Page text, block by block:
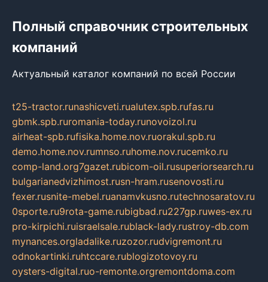
Полный справочник строительных
компаний
Актуальный каталог компаний по всей России
t25-tractor.runashicveti.rualutex.spb.rufas.ru
gbmk.spb.ruromania-today.runovoizol.ru
airheat-spb.rufisika.home.nov.ruorakul.spb.ru
demo.home.nov.rumnso.ruhome.nov.rucemko.ru
comp-land.org7gazet.rubicom-oil.rusuperiorsearch.ru
bulgarianedvizhimost.rusn-hram.rusenovosti.ru
fexer.rusnite-mebel.ruanamvkusno.rutechnosaratov.ru
0sporte.ru9rota-game.rubigbad.ru227gp.ruwes-ex.ru
pro-kirpichi.ruisraelsale.rublack-lady.rustroy-db.com
mynances.orgladalike.ruzozor.rudvigremont.ru
odnokartinki.ruhtccare.rublogizotovoy.ru
oysters-digital.ruo-remonte.orgremontdoma.com